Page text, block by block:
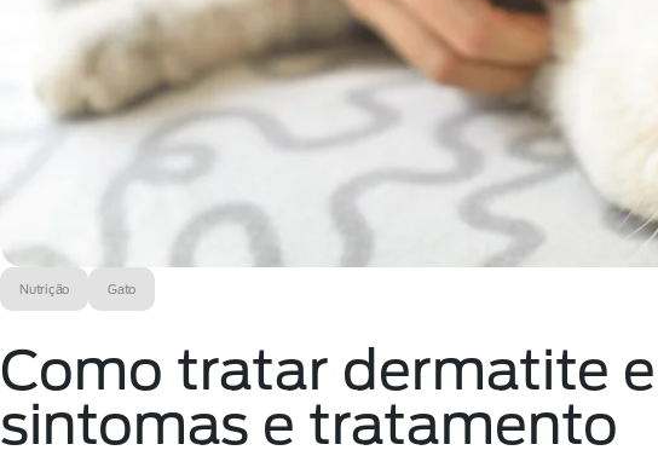
Nutrição Gato
Como tratar dermatite
sintomas e tratamento